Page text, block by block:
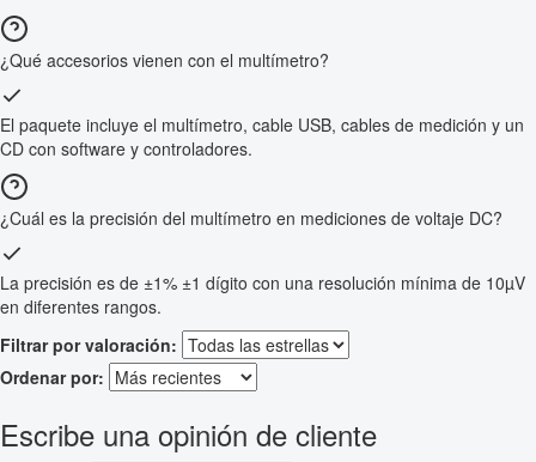
¿Qué accesorios vienen con el multímetro?
El paquete incluye el multímetro, cable USB, cables de medición y un
CD con software y controladores.
¿Cuál es la precisión del multímetro en mediciones de voltaje DC?
La precisión es de ±1% ±1 dígito con una resolución mínima de 10µV
en diferentes rangos.
Filtrar por valoración:
Ordenar por:
Escribe una opinión de cliente